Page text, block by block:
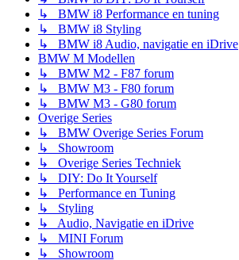
↳ BMW i8 Performance en tuning
↳ BMW i8 Styling
↳ BMW i8 Audio, navigatie en iDrive
BMW M Modellen
↳ BMW M2 - F87 forum
↳ BMW M3 - F80 forum
↳ BMW M3 - G80 forum
Overige Series
↳ BMW Overige Series Forum
↳ Showroom
↳ Overige Series Techniek
↳ DIY: Do It Yourself
↳ Performance en Tuning
↳ Styling
↳ Audio, Navigatie en iDrive
↳ MINI Forum
↳ Showroom